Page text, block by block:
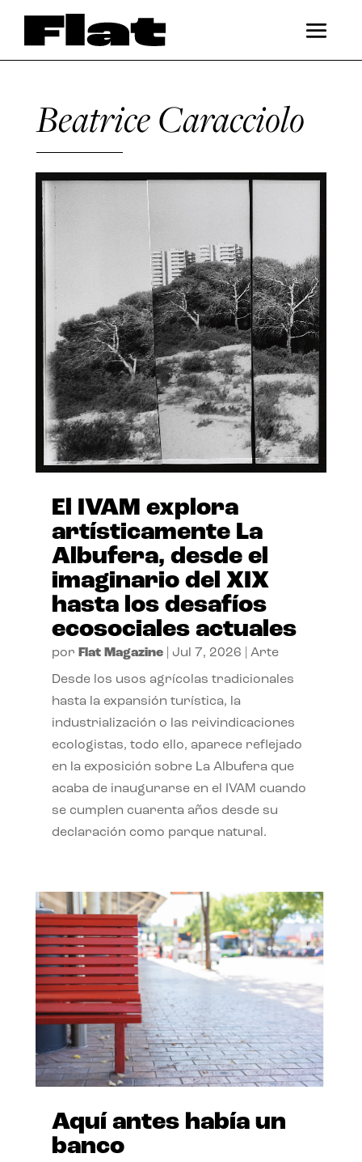
Beatrice Caracciolo
El IVAM explora
artísticamente La
Albufera, desde el
imaginario del XIX
hasta los desafíos
ecosociales actuales
por Flat Magazine| Jul 7, 2026 Arte
Desde los usos agrícolas tradicionales
hasta la expansión turística, la
industrialización o las reivindicaciones
ecologistas, todo ello, aparece reflejado
en la exposición sobre La Albufera que
acaba de inaugurarse en el IVAM cuando
se cumplen cuarenta años desde su
declaración como parque natural.
Aquí antes había un
banco